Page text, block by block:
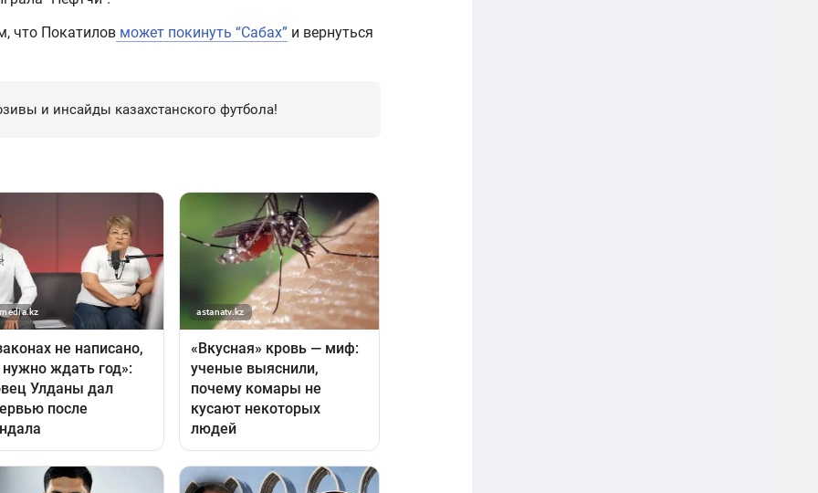
что Покатилов может покинуть “Сабах” и вернуться
и инсайды казахстанского футбола!